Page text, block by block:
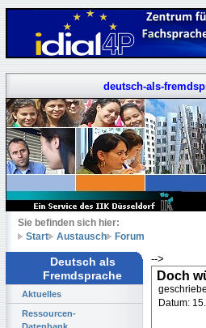
deutsch-als-
Sie befinden sich hier:
Start
Austausch Forum
Deutsch als
Fremdsprache
Aktuelles
Ressourcen-
-->
Doch
Datum: